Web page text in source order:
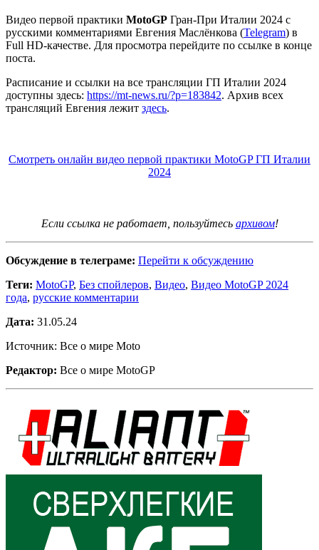
Видео первой практики MotoGP Гран-При Италии 2024 с
русскими комментариями Евгения Маслёнкова (Telegram) в
Full HD-качестве. Для просмотра перейдите по ссылке в конце
поста.
Расписание и ссылки на все трансляции ГП Италии 2024
доступны здесь: https://mt-news.ru/?p=183842. Архив всех
трансляций Евгения лежит здесь.
Смотреть онлайн видео первой практики MotoGP ГП Италии
2024
Если ссылка не работает, пользуйтесь архивом!
Обсуждение в телеграме: Перейти к обсуждению
Теги: MotoGP, Без спойлеров, Видео, Видео MotoGP 2024
года, русские комментарии
Дата: 31.05.24
Источник: Все о мире Moto
Редактор: Все о мире MotoGP